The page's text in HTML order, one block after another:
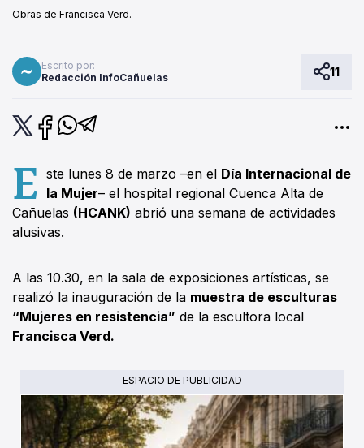
Obras de Francisca Verd.
Escrito por:
Redacción InfoCañuelas
11
E ste lunes 8 de marzo –en el Día Internacional de
la Mujer– el hospital regional Cuenca Alta de
Cañuelas (HCANK) abrió una semana de actividades
alusivas.
A las 10.30, en la sala de exposiciones artísticas, se
realizó la inauguración de la muestra de esculturas
“Mujeres en resistencia” de la escultora local
Francisca Verd.
ESPACIO DE PUBLICIDAD